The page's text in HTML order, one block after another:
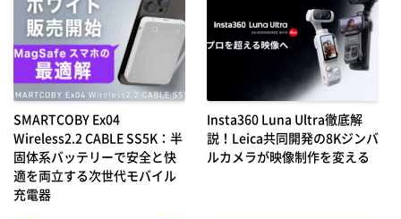
SMARTCOBY Ex04
Wireless2.2 CABLE SS5K：半
固体系バッテリーで安全と快
適を両立する次世代モバイル
充電器
Insta360 Luna Ultra徹底解
説！Leica共同開発の8Kジンバ
ルカメラが映像制作を変える